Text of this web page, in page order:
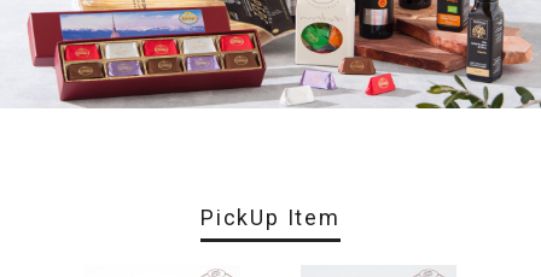
PickUp Item